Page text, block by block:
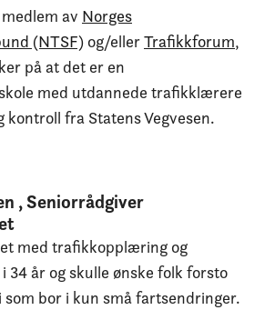
av Norges
(NTSF) og/ellerTrafikkforum,
på at det er en
med utdannede trafikklærere
kontroll fra Statens Vegvesen.
, Seniorrådgiver
med trafikkopplæring og
år og skulle ønske folk forsto
som bor i kun små fartsendringer.